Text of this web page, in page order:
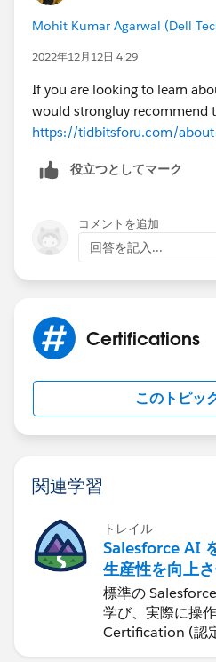
Mohit Kumar Agarwal (Dell
2022年12月12日 4:29
If you are looking to learn
would strongluy recommend
https://tidbitsforu.com/
役立つとしてマーク
コメントを追加
回答を記入...
Certifications
このトピッ
関連学習
トレイル
Salesforce AI
生産性を向上
標準の
学び、実際に操
Certification (認